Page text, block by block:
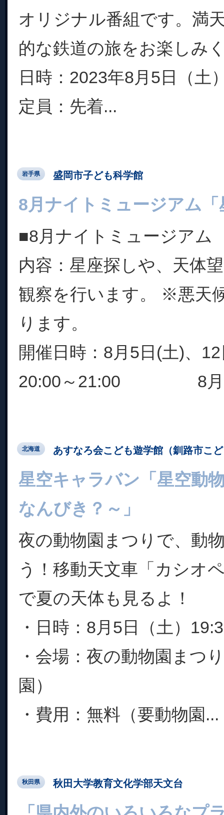
オリジナル番組です。満
的な鉄道の旅をお楽しみ
日時：2023年8月5日（
定員：先着...
岩手県 盛岡市子ども科学館
8月ナイトミュージアム
■8月ナイトミュージア
内容：星座探しや、天体
観察を行います。 ※悪天
ります。
開催日時：8月5日(
20:00～21:00 8月
北海道 あすなろ会こども遊学館（釧路市こ
星空キャラバン「星空動
なんびき？～」
夜の動物園まつりで、動
う！移動天文車「カシオ
で夏の天体も見るよ！
・日時：8月5日（土）
・会場：夜の動物園まつ
園）
・費用：無料（要動物園...
秋田県 秋田大学教育文化学部天文台